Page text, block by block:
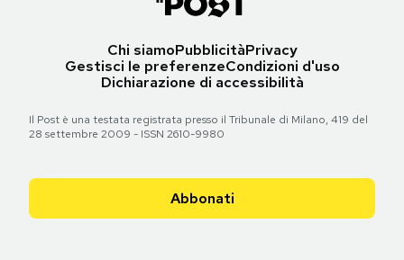
Chi siamoPubblicitàPrivacy
Gestisci le preferenzeCondizioni d'uso
Dichiarazione di accessibilità
Il Post è una testata registrata presso il Tribunale di Milano, 419 del
28 settembre 2009 - ISSN 2610-9980
Abbonati